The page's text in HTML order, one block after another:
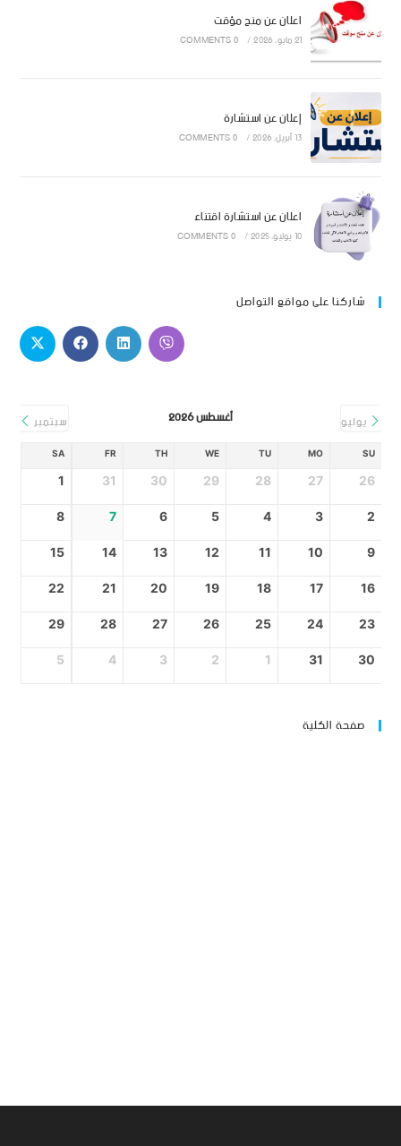
اعلان عن منح مؤقت
21 مايو، 2026 /
0 COMMENTS
إعلان عن استشارة
13 أبريل، 2026 /
0 COMMENTS
اعلان عن استشارة اقتناء
10 يوليو، 2025 /
0 COMMENTS
شاركنا على مواقع التواصل
يوليو أغسطس 2026 سبتمبر
SU
MO
TU
WE
TH
FR
SA
26
27
28
29
30
31
1
2
3
4
5
6
7
8
9
10
11
12
13
14
15
16
17
18
19
20
21
22
23
24
25
26
27
28
29
30
31
1
2
3
4
5
صفحة الكلية